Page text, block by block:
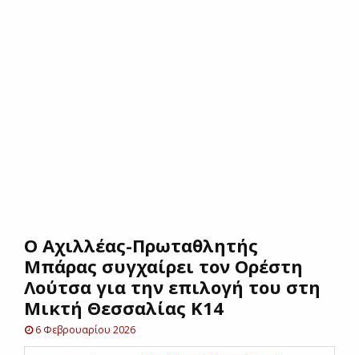
UΟ Αχιλλέας-Πρωταθλητής
Μπάρας συγχαίρει τον Ορέστη
Λούτσα για την επιλογή του στη
Μικτή Θεσσαλίας Κ14
6 Φεβρουαρίου 2026